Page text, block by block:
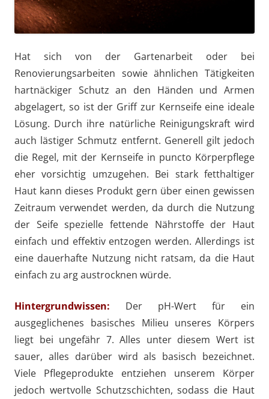
Hat sich von der Gartenarbeit oder bei
Renovierungsarbeiten sowie ähnlichen Tätigkeiten
hartnäckiger Schutz an den Händen und Armen
abgelagert, so ist der Griff zur Kernseife eine ideale
Lösung. Durch ihre natürliche Reinigungskraft wird
auch lästiger Schmutz entfernt. Generell gilt jedoch
die Regel, mit der Kernseife in puncto Körperpflege
eher vorsichtig umzugehen. Bei stark fetthaltiger
Haut kann dieses Produkt gern über einen gewissen
Zeitraum verwendet werden, da durch die Nutzung
der Seife spezielle fettende Nährstoffe der Haut
einfach und effektiv entzogen werden. Allerdings ist
eine dauerhafte Nutzung nicht ratsam, da die Haut
einfach zu arg austrocknen würde.
Hintergrundwissen:
Der pH-Wert für ein
ausgeglichenes basisches Milieu unseres Körpers
liegt bei ungefähr 7. Alles unter diesem Wert ist
sauer, alles darüber wird als basisch bezeichnet.
Viele Pflegeprodukte entziehen unserem Körper
jedoch wertvolle Schutzschichten, sodass die Haut